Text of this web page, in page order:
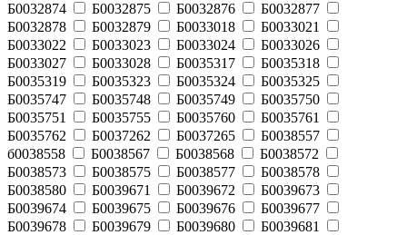
Б0032874
Б0032875 Б0032876
Б0032877
Б0032878
Б0032879 Б0033018
Б0033021
Б0033022
Б0033023 Б0033024
Б0033026
Б0033027
Б0033028 Б0035317
Б0035318
Б0035319
Б0035323 Б0035324
Б0035325
Б0035747
Б0035748 Б0035749
Б0035750
Б0035751
Б0035755 Б0035760
Б0035761
Б0035762
Б0037262 Б0037265
Б0038557
б0038558
Б0038567 Б0038568
Б0038572
Б0038573
Б0038575 Б0038577
Б0038578
Б0038580
Б0039671 Б0039672
Б0039673
Б0039674
Б0039675 Б0039676
Б0039677
Б0039678
Б0039679 Б0039680
Б0039681